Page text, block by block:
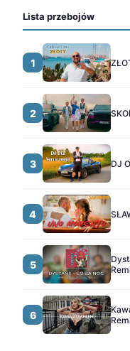
Lista przebojów
1
2
3 DJ
4
5
6